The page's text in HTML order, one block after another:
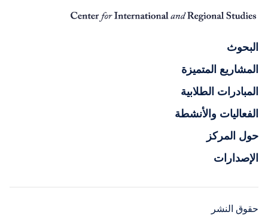
البحوث
المشاريع المتميزة
المبادرات الطلابية
الفعاليات والأنشطة
حول المركز
الإصدارات
حقوق النشر